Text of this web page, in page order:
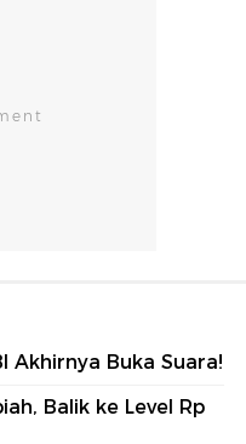
Akhirnya Buka Suara!
Balik ke Level Rp